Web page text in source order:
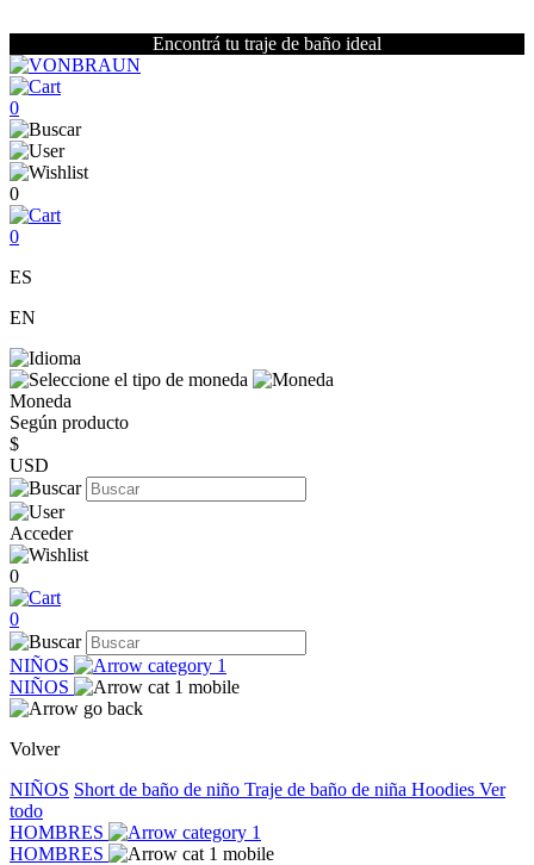
Encontrá tu traje de baño ideal
0
0
0
ES
EN
Moneda
Según producto
$
USD
Acceder
0
0
NIÑOS
NIÑOS
Volver
NIÑOS Short de baño de niño Traje de baño de niña Hoodies Ver
todo
HOMBRES
HOMBRES